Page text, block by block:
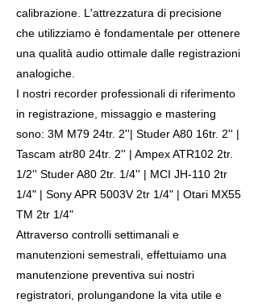
calibrazione. L'attrezzatura di precisione
che utilizziamo è fondamentale per ottenere
una qualità audio ottimale dalle registrazioni
analogiche.
I nostri recorder professionali di riferimento
in registrazione, missaggio e mastering
sono: 3M M79 24tr. 2''| Studer A80 16tr. 2'' |
Tascam atr80 24tr. 2'' | Ampex ATR102 2tr.
1/2'' Studer A80 2tr. 1/4'' | MCI JH-110 2tr
1/4" | Sony APR 5003V 2tr 1/4" | Otari MX55
TM 2tr 1/4"
Attraverso controlli settimanali e
manutenzioni semestrali, effettuiamo una
manutenzione preventiva sui nostri
registratori, prolungandone la vita utile e